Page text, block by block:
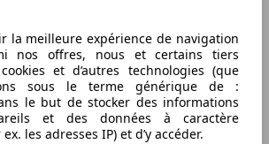
la meilleure expérience de navigation
nos offres, nous et certains tiers
et d’autres technologies (que
sous le terme générique de :
le but de stocker des informations
et des données à caractère
les adresses IP) et d’y accéder.